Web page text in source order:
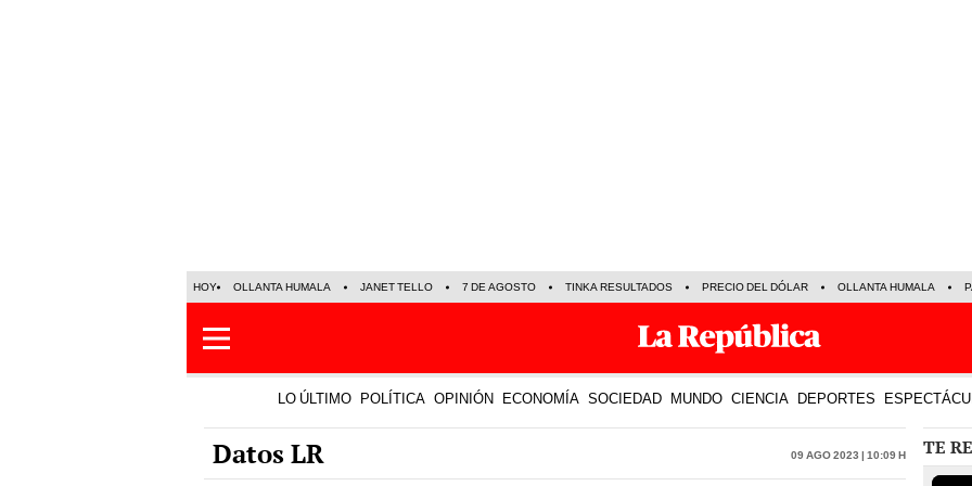
HOY OLLANTA HUMALA JANET TELLO 7 DE AGOSTO TINKA RESULTADOS PRECIO DEL DÓLAR OLLANTA HUMALA
LO ÚLTIMO POLÍTICA OPINIÓN ECONOMÍA SOCIEDAD MUNDO CIENCIA DEPORTES
Datos LR 09 Ago 2023 | 10:09 h TE